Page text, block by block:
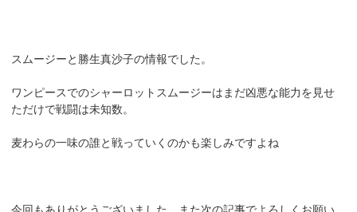
スムージーと勝生真沙子の情報でした。
ワンピースでのシャーロットスムージーはまだ凶悪な能力を見せ
ただけで戦闘は未知数。
麦わらの一味の誰と戦っていくのかも楽しみですよね